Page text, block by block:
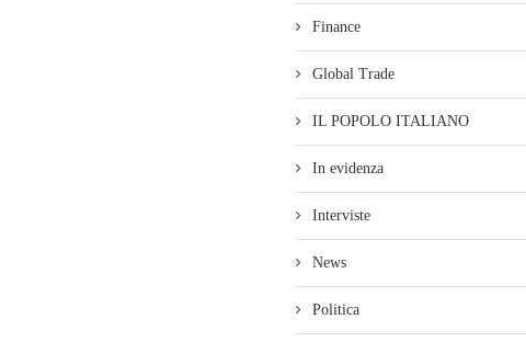
Finance
Global Trade
IL POPOLO ITALIANO
In evidenza
Interviste
News
Politica